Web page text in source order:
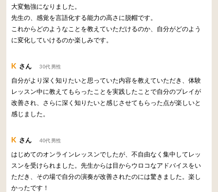
大変勉強になりました。
先生の、感覚を言語化する能力の高さに脱帽です。
これからどのようなことを教えていただけるのか、自分がどのよう
に変化していけるのか楽しみです。
K さん 30代 男性
自分がより深く知りたいと思っていた内容を教えていただき、体験
レッスン中に教えてもらったことを実践したことで自分のプレイが
改善され、さらに深く知りたいと感じさせてもらった点が楽しいと
感じました。
K さん 40代 男性
はじめてのオンラインレッスンでしたが、不自由なく集中してレッ
スンを受けられました。先生からは目からウロコなアドバイスをい
ただき、その場で自分の演奏が改善されたのには驚きました。楽し
かったです！